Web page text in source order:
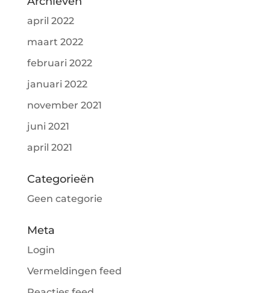
april 2022
maart 2022
februari 2022
januari 2022
november 2021
juni 2021
april 2021
Categorieën
Geen categorie
Meta
Login
Vermeldingen feed